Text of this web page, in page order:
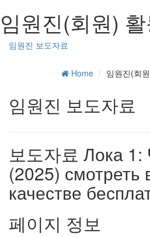
임원진(회원)
임원진 보도자료
Home 임원진(회
임원진 보도자료
보도자료 Лока 1:
(2025)
качестве
페이지 정보